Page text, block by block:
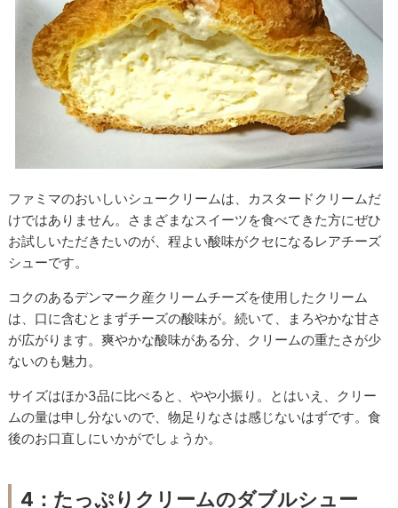
ファミマのおいしいシュークリームは、カスタードクリームだ
けではありません。さまざまなスイーツを食べてきた方にぜひ
お試しいただきたいのが、程よい酸味がクセになるレアチーズ
シューです。
コクのあるデンマーク産クリームチーズを使用したクリーム
は、口に含むとまずチーズの酸味が。続いて、まろやかな甘さ
が広がります。爽やかな酸味がある分、クリームの重たさが少
ないのも魅力。
サイズはほか3品に比べると、やや小振り。とはいえ、クリー
ムの量は申し分ないので、物足りなさは感じないはずです。食
後のお口直しにいかがでしょうか。
4：たっぷりクリームのダブルシュー